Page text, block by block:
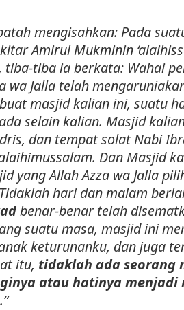
mengisahkan: Pada
Amirul Mukminin
tiba-tiba ia berkata: Wahai
wa Jalla telah
masjid kalian ini, suatu
selain kalian. Masjid
dan tempat solat Nabi
Dan Masjid
yang Allah Azza wa Jalla
hari dan malam
benar-benar telah
suatu masa, masjid ini
keturunanku, dan juga
itu, tidaklah ada seorang
atau hatinya menjadi
.”